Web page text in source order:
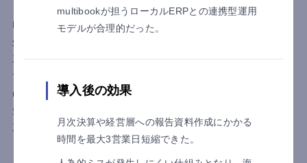
タイをはじめ海外取引を多く抱える産業機械の専門商社、日本
ECOTS株式会社。同社のバックオフィスでは、販売管理と会計
処理をそれぞれ別のシステムで運用しており、二重入力による
工数の増加や数値の分散管理による非効率が長年の課題となっ
ていました。2023年のインボイス制度施行を見据え、同年に
multibookを導入。バックオフィス2名体制、わずか3ヶ月という
短期間での導入を経て、会計業務の内製化と経理業務に必要な
工数（人員ベース）を従来比約3分の1まで削減し、業務効率化
を実現しました。今回は同社経理財務部の塩崎様とロジスティ
multibookが担うローカルERPとの連携型運用
モデルが合理的だった。
導入後の効果
月次決算や経営層への報告資料作成にかかる
時間を最大3営業日短縮できた。